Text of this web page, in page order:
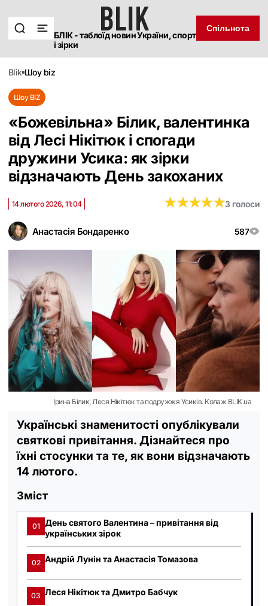
БЛІК - таблоїд новин України, спорт
і зірки
Спільнота
blik шоу biz
Шоу BIZ
«Божевільна‎» Білик, валентинка
від Лесі Нікітюк і спогади
дружини Усика: як зірки
відзначають День закоханих
Анастасія Бондаренко 587
14 лютого 2026, 11:04 ★★★★★
★★★★★3 голоси
Ірина Білик, Леся Нікітюк та подружжя Усиків. Колаж BLIK.ua
Українські знаменитості опублікували
святкові привітання. Дізнайтеся про
їхні стосунки та те, як вони відзначають
14 лютого.
Зміст
01 День святого Валентина – привітання від
українських зірок
02 Андрій Лунін та Анастасія Томазова
03 Леся Нікітюк та Дмитро Бабчук